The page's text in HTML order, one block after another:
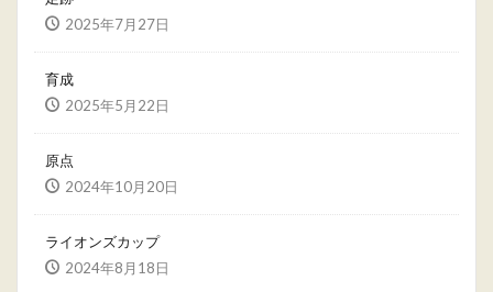
2025年7月27日
育成
2025年5月22日
原点
2024年10月20日
ライオンズカップ
2024年8月18日